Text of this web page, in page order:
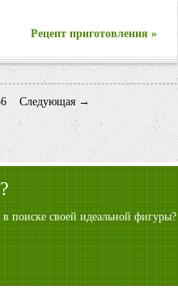
Рецепт приготовления »
Следующая →
в поиске своей идеальной